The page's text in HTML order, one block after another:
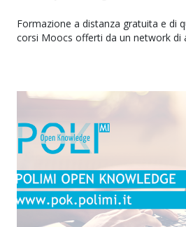
Formazione a distanza gratuita e di
corsi Moocs offerti da un network di